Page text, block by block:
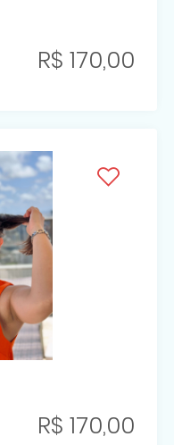
R$ 170,00
R$ 170,00